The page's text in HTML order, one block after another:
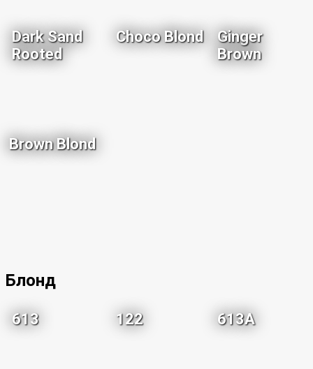
Dark Sand
Rooted
Choco Blond
Ginger
Brown
Brown Blond
Блонд
613 122 613A